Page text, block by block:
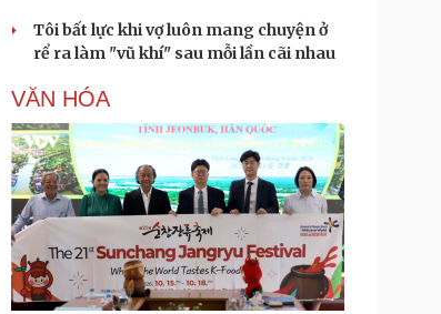
Tôi bất lực khi vợ luôn mang chuyện ở
rể ra làm "vũ khí" sau mỗi lần cãi nhau
VĂN HÓA